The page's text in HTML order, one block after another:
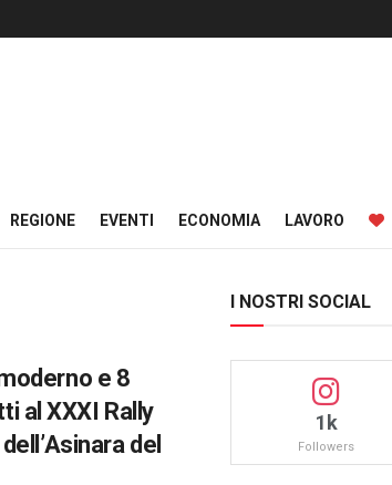
REGIONE EVENTI ECONOMIA LAVORO
e 8
al XXXI Rally
del
I NOSTRI SOCIAL
1k
Followers